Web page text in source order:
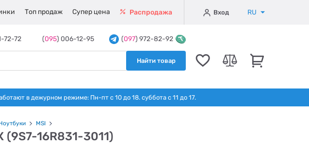
Топ продаж Супер цена Распродажа Вход RU
72-72 (095) 006-12-95 (097) 972-82-92
Найти товар
в дежурном режиме: Пн-пт с 10 до 18. суббота с 11 до 17.
MSI
(9S7-16R831-3011)